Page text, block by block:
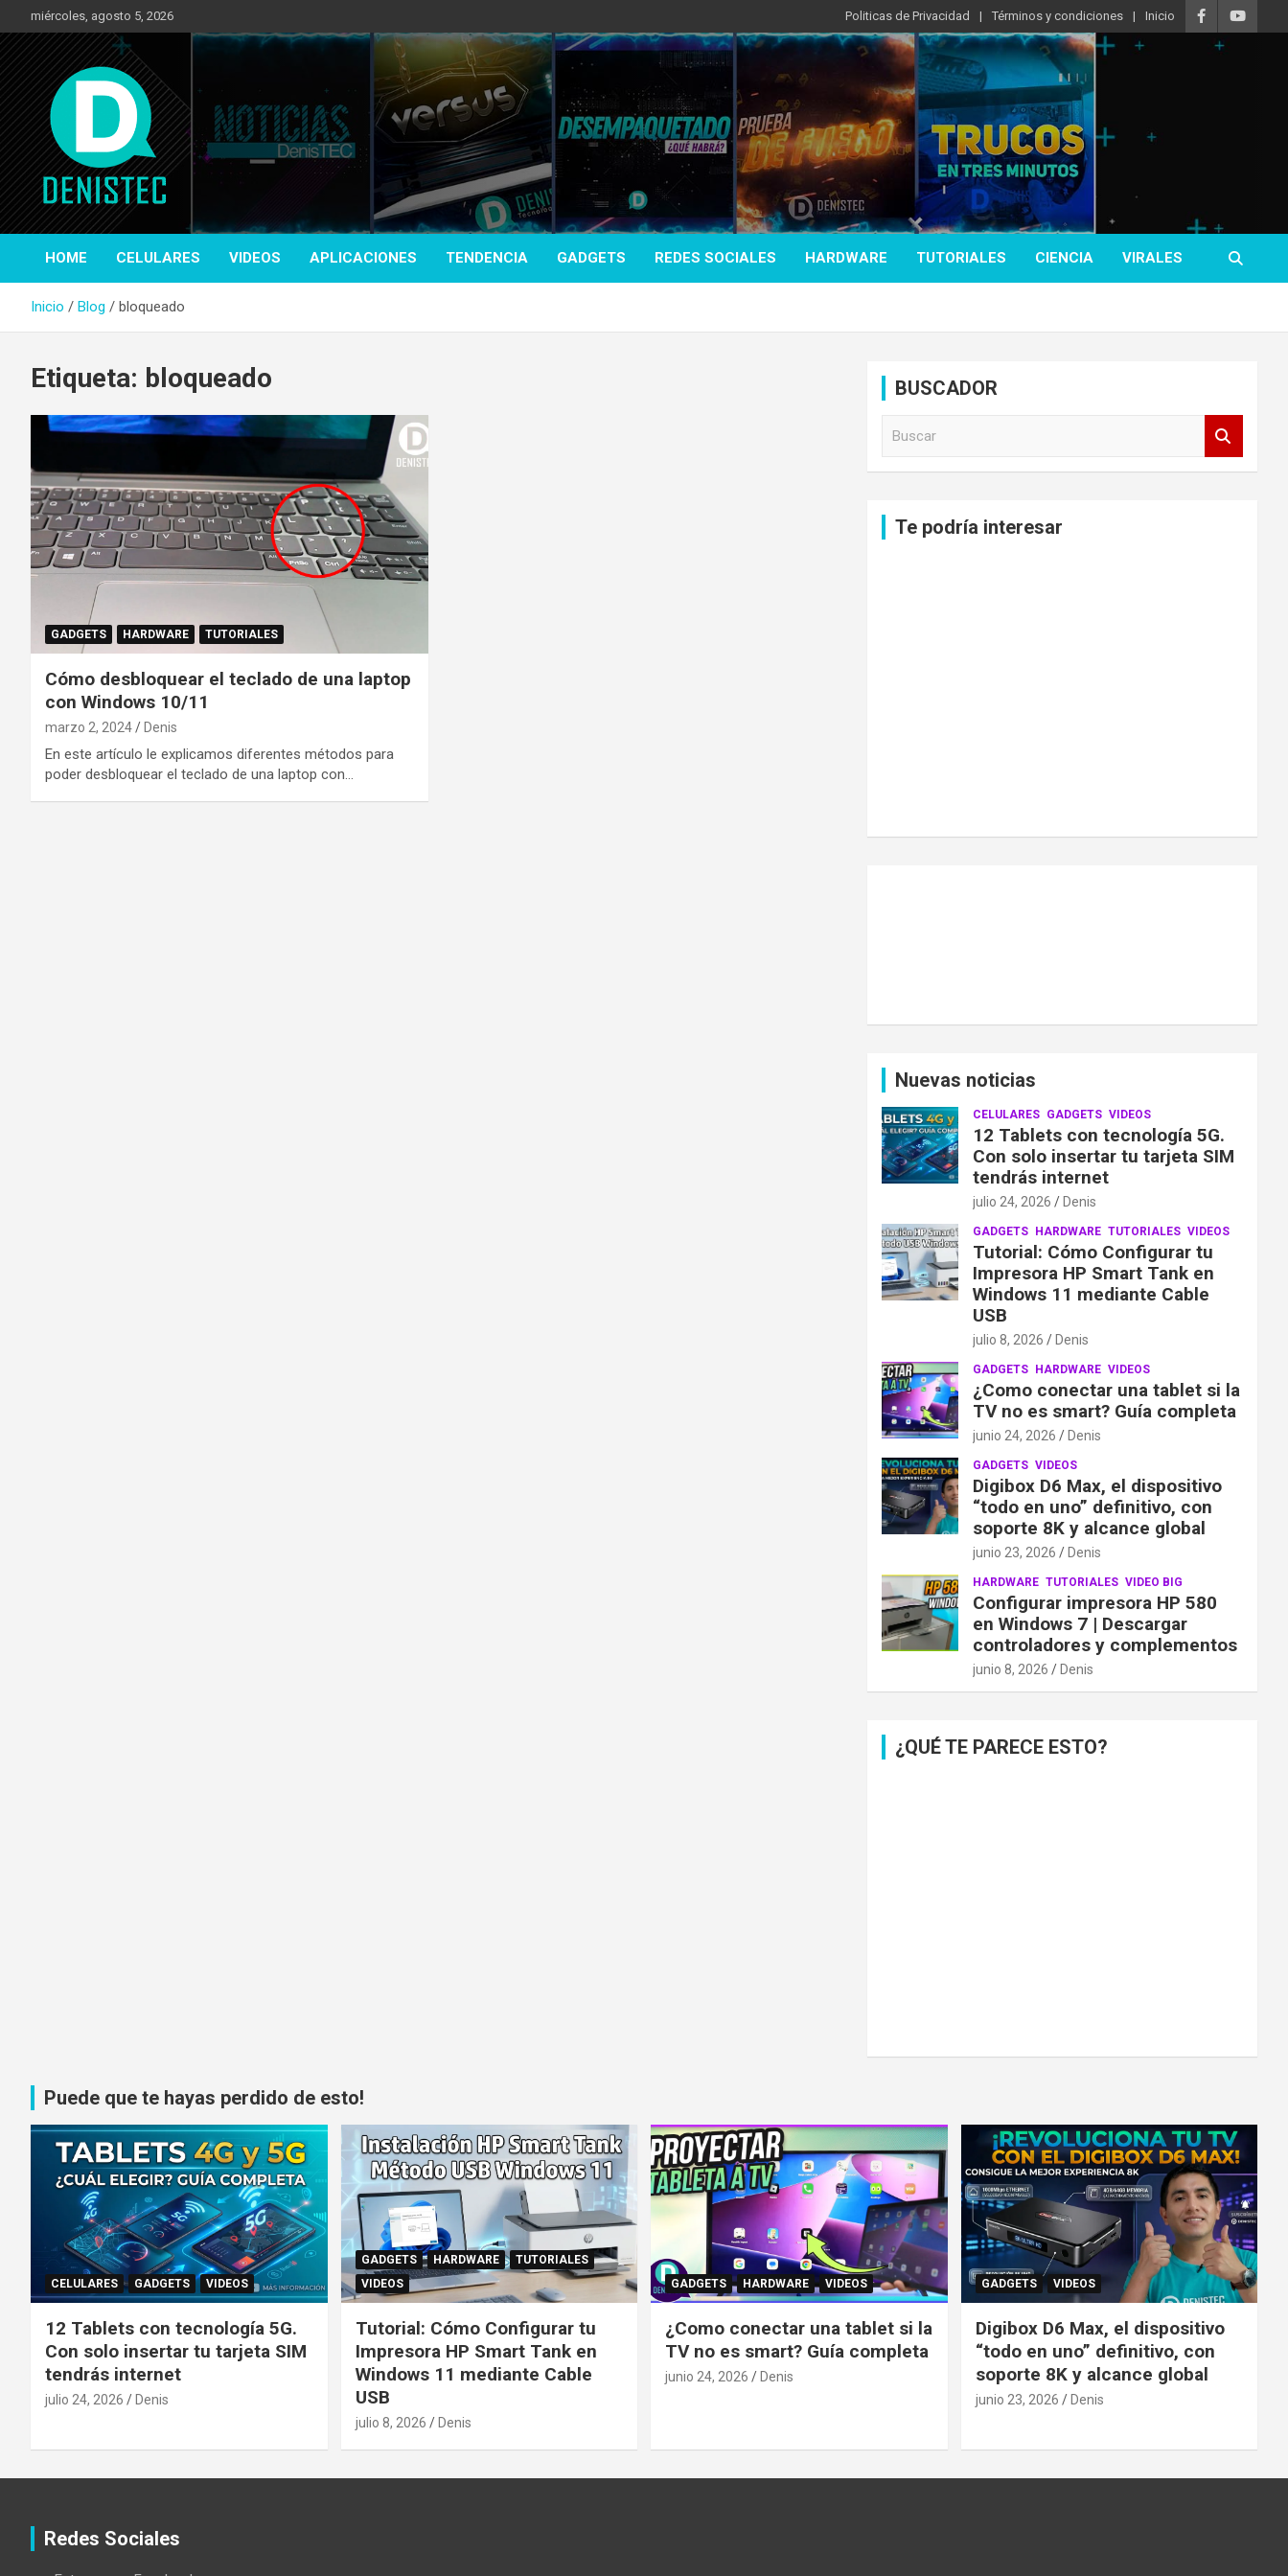
al
contenido
miércoles, agosto 5, 2026 Politicas de Privacidad Términos y condiciones Inicio
DenisTec
Tecnología y más!
HOME CELULARES VIDEOS APLICACIONES TENDENCIA GADGETS REDES SOCIALES HARDWARE TUTORIALES CIENCIA VIRALES
Inicio Blog bloqueado
Etiqueta: bloqueado
GADGETS HARDWARE TUTORIALES
Cómo desbloquear el teclado de una laptop
con Windows 10/11
marzo 2, 2024 Denis
En este artículo le explicamos diferentes métodos para
poder desbloquear el teclado de una laptop con…
BUSCADOR
Te podría interesar
Nuevas noticias
CELULARES GADGETS VIDEOS
12 Tablets con tecnología 5G.
Con solo insertar tu tarjeta SIM
tendrás internet
julio 24, 2026 Denis
GADGETS HARDWARE TUTORIALES VIDEOS
Tutorial: Cómo Configurar tu
Impresora HP Smart Tank en
Windows 11 mediante Cable
USB
julio 8, 2026 Denis
GADGETS HARDWARE VIDEOS
¿Como conectar una tablet si la
TV no es smart? Guía completa
junio 24, 2026 Denis
GADGETS VIDEOS
Digibox D6 Max, el dispositivo
“todo en uno” definitivo, con
soporte 8K y alcance global
junio 23, 2026 Denis
HARDWARE TUTORIALES VIDEO BIG
Configurar impresora HP 580
en Windows 7 | Descargar
controladores y complementos
junio 8, 2026 Denis
¿QUÉ TE PARECE ESTO?
Puede que te hayas perdido de esto!
CELULARES GADGETS VIDEOS
12 Tablets con tecnología 5G.
Con solo insertar tu tarjeta SIM
tendrás internet
julio 24, 2026 Denis
GADGETS HARDWARE
TUTORIALES
VIDEOS
Tutorial: Cómo Configurar tu
Impresora HP Smart Tank en
Windows 11 mediante Cable
USB
julio 8, 2026 Denis
GADGETS HARDWARE VIDEOS
¿Como conectar una tablet si la
TV no es smart? Guía completa
junio 24, 2026 Denis
GADGETS VIDEOS
Digibox D6 Max, el dispositivo
“todo en uno” definitivo, con
soporte 8K y alcance global
junio 23, 2026 Denis
Redes Sociales